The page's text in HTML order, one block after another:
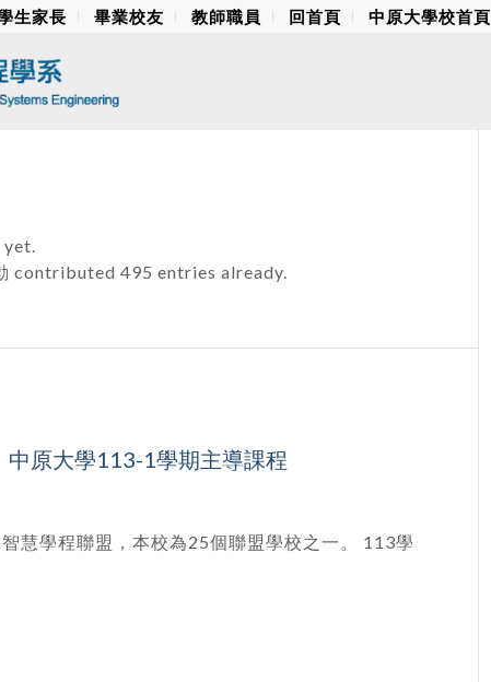
生家長 畢業校友 教師職員 回首頁 中原大學校首頁
contributed 495 entries already.
中原大學113-1學期主導課程
慧學程聯盟，本校為25個聯盟學校之一。 113學